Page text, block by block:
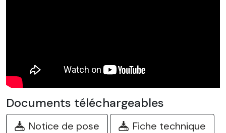
Documents téléchargeables
Notice de pose Fiche technique